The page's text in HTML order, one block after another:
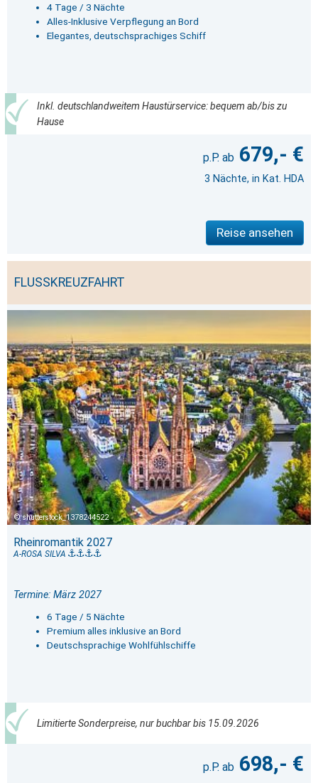
4 Tage / 3 Nächte
Alles-Inklusive Verpflegung an Bord
Elegantes, deutschsprachiges Schiff
Inkl. deutschlandweitem Haustürservice: bequem ab/bis zu
Hause
679,- €
3 Nächte, in Kat. HDA
Reise ansehen
FLUSSKREUZFAHRT
shutterstock_1378244522
Rheinromantik 2027
A-ROSA SILVA
Termine: März 2027
6 Tage / 5 Nächte
Premium alles inklusive an Bord
Deutschsprachige Wohlfühlschiffe
Limitierte Sonderpreise, nur buchbar bis 15.09.2026
698,- €